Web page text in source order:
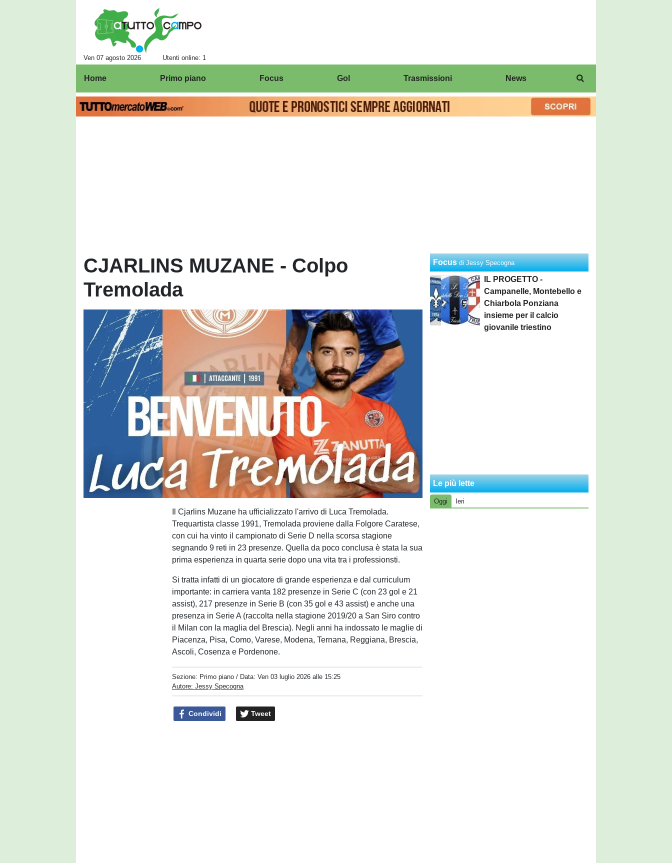
Ven 07 agosto 2026 Utenti online: 1
Home Primo piano Focus Gol Trasmissioni News
CJARLINS MUZANE - Colpo
Tremolada
Il Cjarlins Muzane ha ufficializzato l'arrivo di Luca Tremolada.
Trequartista classe 1991, Tremolada proviene dalla Folgore Caratese,
con cui ha vinto il campionato di Serie D nella scorsa stagione
segnando 9 reti in 23 presenze. Quella da poco conclusa è stata la sua
prima esperienza in quarta serie dopo una vita tra i professionsti.
Si tratta infatti di un giocatore di grande esperienza e dal curriculum
importante: in carriera vanta 182 presenze in Serie C (con 23 gol e 21
assist), 217 presenze in Serie B (con 35 gol e 43 assist) e anche una
presenza in Serie A (raccolta nella stagione 2019/20 a San Siro contro
il Milan con la maglia del Brescia). Negli anni ha indossato le maglie di
Piacenza, Pisa, Como, Varese, Modena, Ternana, Reggiana, Brescia,
Ascoli, Cosenza e Pordenone.
Sezione: Primo piano / Data:Ven 03 luglio 2026 alle 15:25
Autore: Jessy Specogna
Condividi Tweet
Focus di Jessy Specogna
IL PROGETTO -
Campanelle, Montebello e
Chiarbola Ponziana
insieme per il calcio
giovanile triestino
Le più lette
Oggi Ieri